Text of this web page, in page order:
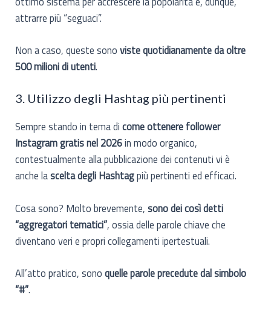
attrarre più “seguaci”.
Non a caso, queste sonoviste quotidianamente da oltre
500 milioni di utenti.
3. Utilizzo degli Hashtag più pertinenti
Sempre stando in tema dicome ottenere follower
Instagram gratis nel 2026in modo organico,
contestualmente alla pubblicazione dei contenuti vi è
anche lascelta degli Hashtagpiù pertinenti ed efficaci.
Cosa sono? Molto brevemente,sono dei così detti
“aggregatori tematici”, ossia delle parole chiave che
diventano veri e propri collegamenti ipertestuali.
All’atto pratico, sonoquelle parole precedute dal simbolo
“#”.